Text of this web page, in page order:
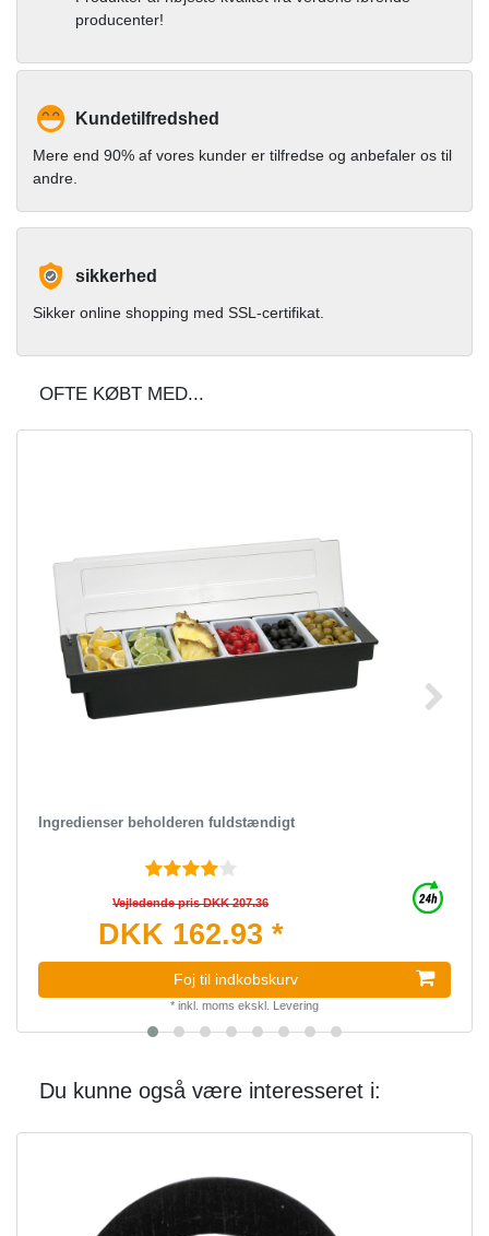
producenter!
Kundetilfredshed
Mere end 90% af vores kunder er tilfredse og anbefaler os til
andre.
sikkerhed
Sikker online shopping med SSL-certifikat.
OFTE KØBT MED...
Ingredienser beholderen fuldstændigt
Vejledende pris DKK 207.36
DKK 162.93 *
Foj til indkobskurv
* inkl. moms ekskl. Levering
Du kunne også være interesseret i: